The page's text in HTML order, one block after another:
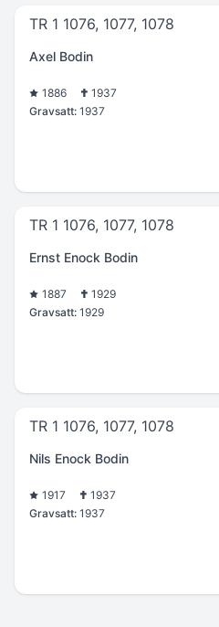
TR 1 1076, 1077, 1078
Axel Bodin
1886
1937
Gravsatt: 1937
TR 1 1076, 1077, 1078
Ernst Enock Bodin
1887
1929
Gravsatt: 1929
TR 1 1076, 1077, 1078
Nils Enock Bodin
1917
1937
Gravsatt: 1937